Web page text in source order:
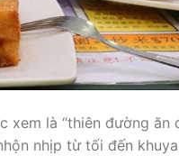
là “thiên đường ăn
nhịp từ tối đến